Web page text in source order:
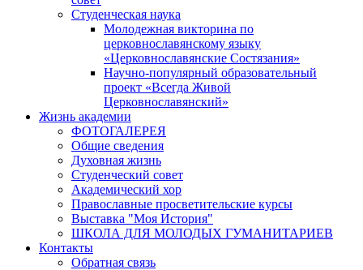
Студенческая наука
Молодежная викторина по
церковнославянскому языку
«Церковнославянские Состязания»
Научно-популярный образовательный
проект «Всегда Живой
Церковнославянский»
Жизнь академии
ФОТОГАЛЕРЕЯ
Общие сведения
Духовная жизнь
Студенческий совет
Академический хор
Православные просветительские курсы
Выставка "Моя История"
ШКОЛА ДЛЯ МОЛОДЫХ ГУМАНИТАРИЕВ
Контакты
Обратная связь